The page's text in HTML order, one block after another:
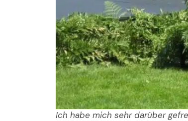
Ich habe mich sehr darüber